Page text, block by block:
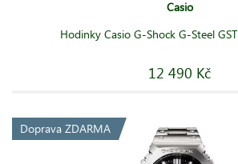
Casio
Hodinky Casio G-Shock G-Steel
12 490 Kč
Doprava ZDARMA